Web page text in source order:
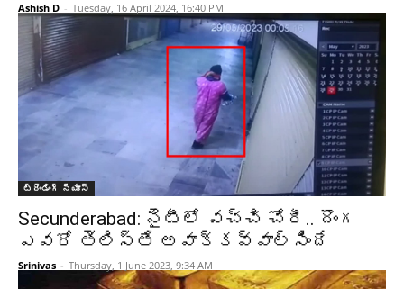
Ashish D - Tuesday, 16 April 2024, 16:40 PM
ట్రెండింగ్ న్యూస్
Secunderabad: నైటీలో వచ్చి చోరీ.. దొంగ
ఎవరో తెలిస్తే అవాక్కవ్వాల్సిందే
Srinivas - Thursday, 1 June 2023, 9:34 AM